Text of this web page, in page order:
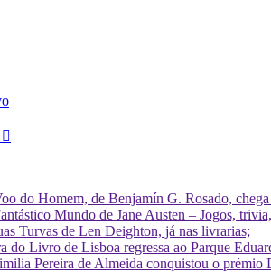
do Homem, de Benjamín G. Rosado,
Mundo de Jane Austen – Jogos,
Turvas de Len Deighton, já nas livrarias;
do Livro de Lisboa regressa ao Parque
Pereira de Almeida conquistou o